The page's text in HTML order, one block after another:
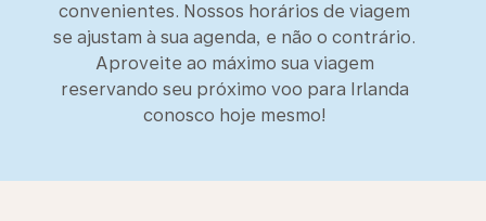
convenientes. Nossos horários de viagem
se ajustam à sua agenda, e não o contrário.
Aproveite ao máximo sua viagem
reservando seu próximo voo para Irlanda
conosco hoje mesmo!